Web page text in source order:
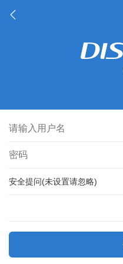
安全提问(未设置请忽略)